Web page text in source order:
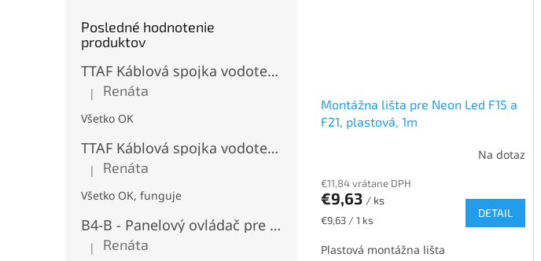
Posledné hodnotenie
produktov
TTAF Káblová spojka vodotesná IP68, Typu "T" , 3 pinová, 20A, 2,5mm², M20
Hodnotenie produktu je 5 z 5 hviezdičiek.
| Renáta
Všetko OK
TTAF Káblová spojka vodotesná IP68, "I" Priama, 3 pinová, 20A, 2,5mm², M20
Hodnotenie produktu je 5 z 5 hviezdičiek.
| Renáta
Všetko OK, funguje
B4-B - Panelový ovládač pre RGB+CCT LED, Čierny, Batériový 2xAAA (3V), Magnetický, RF 2,4GHz, 4 zóny
Hodnotenie produktu je 5 z 5 hviezdičiek.
| Renáta
Montážna lišta pre Neon Led F15 a
F21, plastová, 1m
Na dotaz
€11,84 vrátane DPH
€9,63 / ks
Jednotková
€9,63 / 1 ks
DETAIL
Plastová montážna lišta